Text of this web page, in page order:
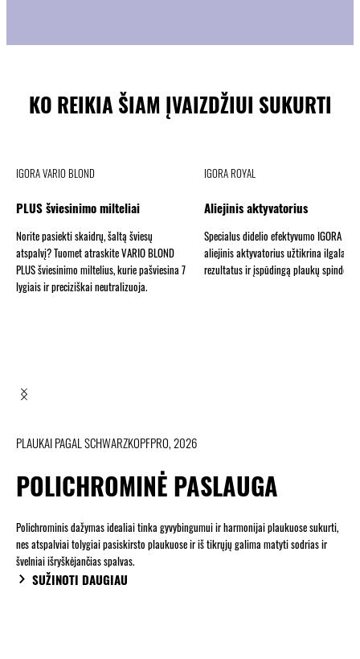
KO REIKIA ŠIAM ĮVAIZDŽIUI SUKURTI
IGORA VARIO BLOND
PLUS šviesinimo milteliai
Norite pasiekti skaidrų, šaltą šviesų
atspalvį? Tuomet atraskite VARIO BLOND
PLUS šviesinimo miltelius, kurie pašviesina 7
lygiais ir preciziškai neutralizuoja.
IGORA ROYAL
Aliejinis aktyvatorius
Specialus didelio efektyvumo IGORA
aliejinis aktyvatorius užtikrina
rezultatus ir įspūdingą plaukų spindesį.
PLAUKAI PAGAL SCHWARZKOPFPRO, 2026
POLICHROMINĖ PASLAUGA
Polichrominis dažymas idealiai tinka gyvybingumui ir harmonijai plaukuose sukurti,
nes atspalviai tolygiai pasiskirsto plaukuose ir iš tikrųjų galima matyti sodrias ir
švelniai išryškėjančias spalvas.
SUŽINOTI DAUGIAU